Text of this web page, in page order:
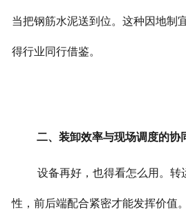
当把钢筋水泥送到位。这种因地制
得行业同行借鉴。
二、装卸效率与现场调度的协
设备再好，也得看怎么用。转
性，前后端配合紧密才能发挥价值